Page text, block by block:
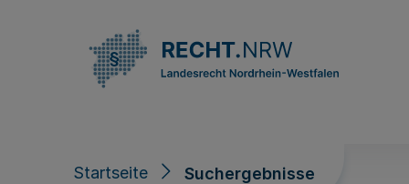
Startseite Suchergebnisse